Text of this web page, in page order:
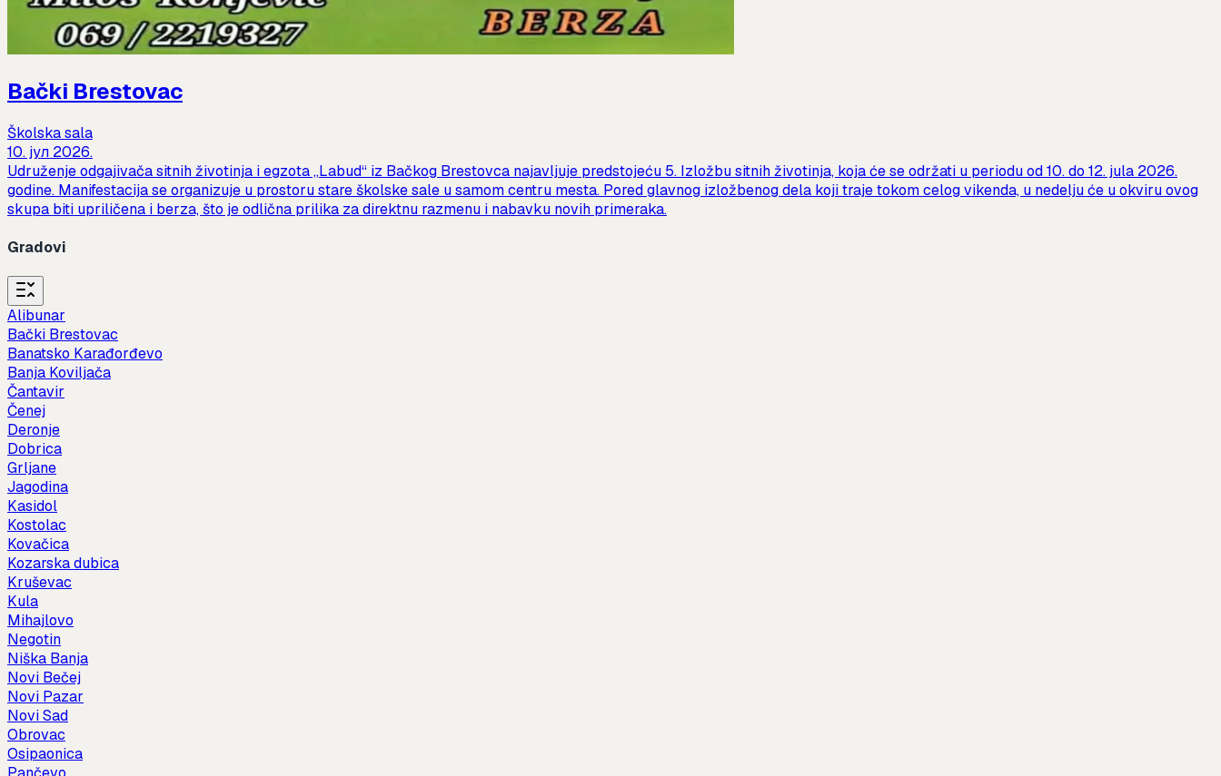
Bački Brestovac
Školska sala
10. јул 2026.
Udruženje odgajivača sitnih životinja i egzota „Labud“ iz Bačkog Brestovca najavljuje predstojeću 5. Izložbu sitnih životinja, koja će se održati u periodu od 10. do 12. jula 2026.
godine. Manifestacija se organizuje u prostoru stare školske sale u samom centru mesta. Pored glavnog izložbenog dela koji traje tokom celog vikenda, u nedelju će u okviru ovog
skupa biti upriličena i berza, što je odlična prilika za direktnu razmenu i nabavku novih primeraka.
Gradovi
Alibunar
Bački Brestovac
Banatsko Karađorđevo
Banja Koviljača
Čantavir
Čenej
Deronje
Dobrica
Grljane
Jagodina
Kasidol
Kostolac
Kovačica
Kozarska dubica
Kruševac
Kula
Mihajlovo
Negotin
Niška Banja
Novi Bečej
Novi Pazar
Novi Sad
Obrovac
Osipaonica